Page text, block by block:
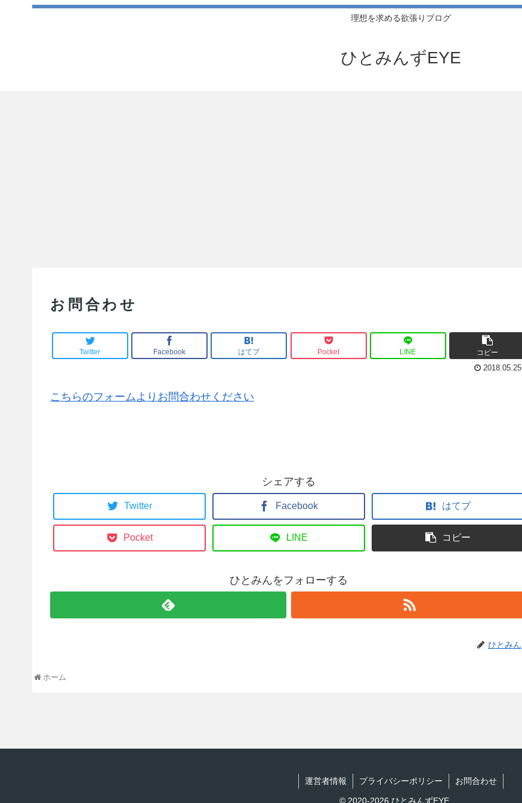
理想を求める欲張りブログ
ひとみんずEYE
お問合わせ
Twitter Facebook はてブ Pocket LINE
コピー
2018.05.25
こちらのフォームよりお問合わせください
シェアする
Twitter Facebook はてブ
Pocket LINE コピー
ひとみんをフォローする
ひとみん
ホーム
運営者情報 プライバシーポリシー お問合わせ
© 2020-2026 ひとみんずEYE.